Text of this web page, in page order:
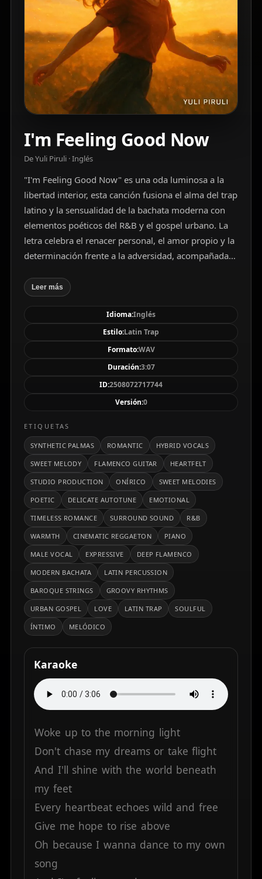
I'm Feeling Good Now
De Yuli Piruli · Inglés
"I'm Feeling Good Now" es una oda luminosa a la
libertad interior, esta canción fusiona el alma del trap
latino y la sensualidad de la bachata moderna con
elementos poéticos del R&B y el gospel urbano. La
letra celebra el renacer personal, el amor propio y la
determinación frente a la adversidad, acompañada
guitarra flamenca virtuosa, texturas glitch, cuerdas
interpretación vocal masculina transmite emoción
sincera con un tono íntimo y melódico, acompañado
por armonías dulces y un diseño sonoro envolvente.
Es una pieza que combina lo moderno y lo
atemporal, con un espíritu cinematográfico y
profundamente emocional.
Leer más
Idioma:Inglés
Estilo:Latin Trap
Formato:WAV
Duración:3:07
ID:2508072717744
Versión:0
ETIQUETAS
SYNTHETIC PALMAS ROMANTIC HYBRID VOCALS
SWEET MELODY FLAMENCO GUITAR HEARTFELT
STUDIO PRODUCTION ONÍRICO SWEET MELODIES
POETIC DELICATE AUTOTUNE EMOTIONAL
TIMELESS ROMANCE SURROUND SOUND R&B
WARMTH CINEMATIC REGGAETON PIANO
MALE VOCAL EXPRESSIVE DEEP FLAMENCO
MODERN BACHATA LATIN PERCUSSION
BAROQUE STRINGS GROOVY RHYTHMS
URBAN GOSPEL LOVE LATIN TRAP SOULFUL
ÍNTIMO MELÓDICO
Karaoke
Woke up to the morning light
Don't chase my dreams or take flight
And I'll shine with the world beneath
my feet
Every heartbeat echoes wild and free
Give me hope to rise above
Oh because I wanna dance to my own
song